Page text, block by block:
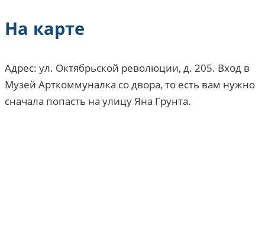
На карте
Адрес: ул. Октябрьской революции, д. 205. Вход в
Музей Арткоммуналка со двора, то есть вам нужно
сначала попасть на улицу Яна Грунта.